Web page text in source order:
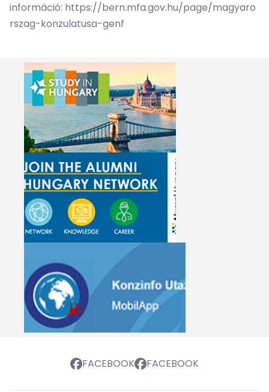
információ: https://bern.mfa.gov.hu/page/magyaro
rszag-konzulatusa-genf
FACEBOOK FACEBOOK